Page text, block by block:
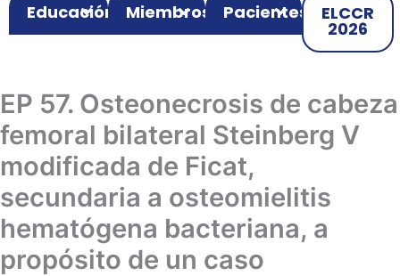
Educación Miembros Pacientes ELCCR
2026
EP 57. Osteonecrosis de cabeza
femoral bilateral Steinberg V
modificada de Ficat,
secundaria a osteomielitis
hematógena bacteriana, a
propósito de un caso